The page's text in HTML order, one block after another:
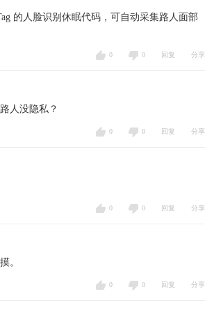
的人脸识别休眠代码，可自动采集路人面部
0 0 回复 分享
人没隐私？
0 0 回复 分享
0 0 回复 分享
。
0 0 回复 分享